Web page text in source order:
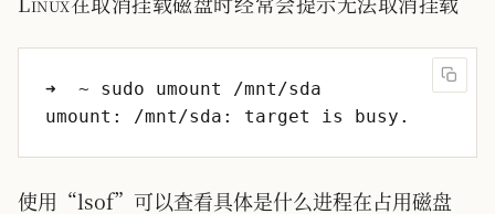
使用“lsof”可以查看具体是什么进程在占用磁盘